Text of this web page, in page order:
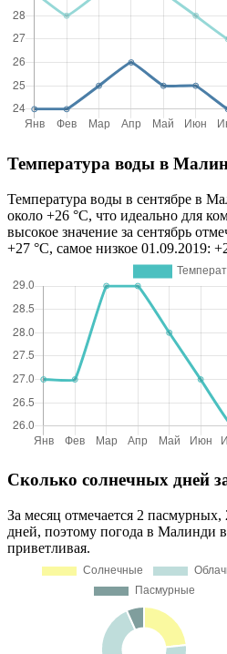
Температура воды в
Температура воды в сентябре в
около +26 °C, что идеально для
высокое значение за сентябрь
+27 °C, самое низкое 01.09.2019:
Сколько солнечных дней
За месяц отмечается 2
дней, поэтому погода в Малинди
приветливая.